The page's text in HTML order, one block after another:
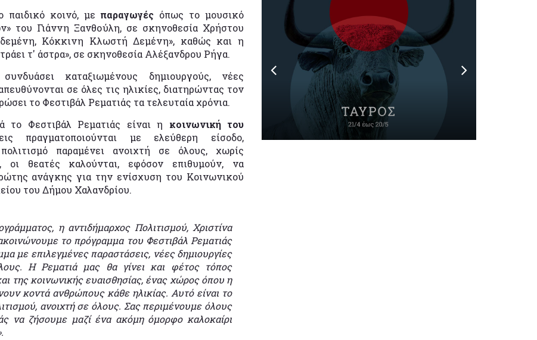
παιδικό κοινό, με παραγωγές όπως το μουσικό
του Γιάννη Ξανθούλη, σε σκηνοθεσία Χρήστου
Κόκκινη Κλωστή Δεμένη», καθώς και η
τ' άστρα», σε σκηνοθεσία Αλέξανδρου Ρήγα.
καταξιωμένους δημιουργούς, νέες
σε όλες τις ηλικίες, διατηρώντας τον
το Φεστιβάλ Ρεματιάς τα τελευταία χρόνια.
το Φεστιβάλ Ρεματιάς είναι η κοινωνική του
πραγματοποιούνται με ελεύθερη είσοδο,
παραμένει ανοιχτή σε όλους, χωρίς
οι θεατές καλούνται, εφόσον επιθυμούν, να
ανάγκης για την ενίσχυση του Κοινωνικού
του Δήμου Χαλανδρίου.
η αντιδήμαρχος Πολιτισμού, Χριστίνα
το πρόγραμμα του Φεστιβάλ Ρεματιάς
με επιλεγμένες παραστάσεις, νέες δημιουργίες
Η Ρεματιά μας θα γίνει και φέτος τόπος
της κοινωνικής ευαισθησίας, ένας χώρος όπου η
κοντά ανθρώπους κάθε ηλικίας. Αυτό είναι το
ανοιχτή σε όλους. Σας περιμένουμε όλους
να ζήσουμε μαζί ένα ακόμη όμορφο καλοκαίρι